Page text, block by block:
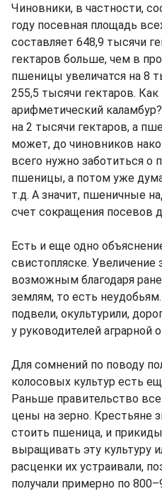
Чиновники, в частности,
году посевная площадь
составляет 648,9 тысячи
гектаров больше, чем в
пшеницы увеличатся на 8
255,5 тысячи гектаров. Как
арифметический
на 2 тысячи гектаров, а
может, до чиновников
всего нужно заботиться о
пшеницы, а потом уже
т.д. А значит, пшеничные
счет сокращения посевов
Есть и еще одно
свистопляске.
возможным благодаря
землям, то есть
подвели, окультурили,
у руководителей аграрной
Для сомнений по поводу
колосовых культур есть
Раньше правительство
цены на зерно. Крестьяне
стоить пшеница, и
выращивать эту культуру
расценки их устраивали,
получали примерно по